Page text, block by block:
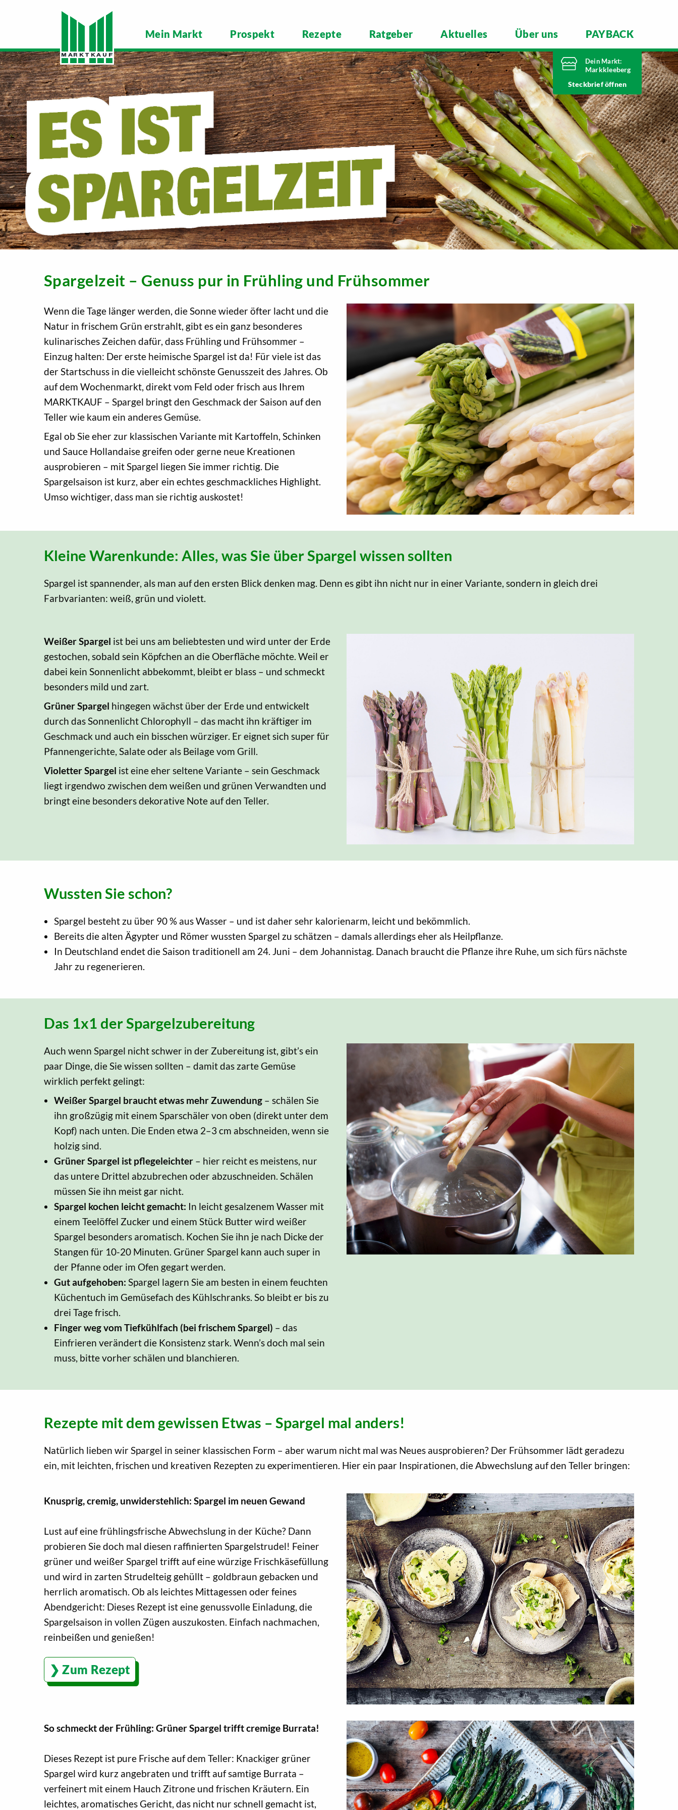
Mein Markt Prospekt Rezepte Ratgeber Aktuelles Über uns PAYBACK
Dein Markt:
Markkleeberg
Heute bis
Telefonnummer
0341 35390
Städtelner Straße 54
04416 Markkleeberg
Markt ändern
Steckbrief
Spargelzeit – Genuss pur in Frühling und Frühsommer
Wenn die Tage länger werden, die Sonne wieder öfter lacht und die
Natur in frischem Grün erstrahlt, gibt es ein ganz besonderes
kulinarisches Zeichen dafür, dass Frühling und Frühsommer –
Einzug halten: Der erste heimische Spargel ist da! Für viele ist das
der Startschuss in die vielleicht schönste Genusszeit des Jahres. Ob
auf dem Wochenmarkt, direkt vom Feld oder frisch aus Ihrem
MARKTKAUF – Spargel bringt den Geschmack der Saison auf den
Teller wie kaum ein anderes Gemüse.
Egal ob Sie eher zur klassischen Variante mit Kartoffeln, Schinken
und Sauce Hollandaise greifen oder gerne neue Kreationen
ausprobieren – mit Spargel liegen Sie immer richtig. Die
Spargelsaison ist kurz, aber ein echtes geschmackliches Highlight.
Umso wichtiger, dass man sie richtig auskostet!
Kleine Warenkunde: Alles, was Sie über Spargel wissen sollten
Spargel ist spannender, als man auf den ersten Blick denken mag. Denn es gibt ihn nicht nur in einer Variante, sondern in gleich drei
Farbvarianten: weiß, grün und violett.
Weißer Spargel ist bei uns am beliebtesten und wird unter der Erde
gestochen, sobald sein Köpfchen an die Oberfläche möchte. Weil er
dabei kein Sonnenlicht abbekommt, bleibt er blass – und schmeckt
besonders mild und zart.
Grüner Spargel hingegen wächst über der Erde und entwickelt
durch das Sonnenlicht Chlorophyll – das macht ihn kräftiger im
Geschmack und auch ein bisschen würziger. Er eignet sich super für
Pfannengerichte, Salate oder als Beilage vom Grill.
Violetter Spargel ist eine eher seltene Variante – sein Geschmack
liegt irgendwo zwischen dem weißen und grünen Verwandten und
bringt eine besonders dekorative Note auf den Teller.
Wussten Sie schon?
Spargel besteht zu über 90 % aus Wasser – und ist daher sehr kalorienarm, leicht und bekömmlich.
Bereits die alten Ägypter und Römer wussten Spargel zu schätzen – damals allerdings eher als Heilpflanze.
In Deutschland endet die Saison traditionell am 24. Juni – dem Johannistag. Danach braucht die Pflanze ihre Ruhe, um sich fürs nächste
Jahr zu regenerieren.
Das 1x1 der Spargelzubereitung
Auch wenn Spargel nicht schwer in der Zubereitung ist, gibt’s ein
paar Dinge, die Sie wissen sollten – damit das zarte Gemüse
wirklich perfekt gelingt:
Weißer Spargel braucht etwas mehr Zuwendung – schälen Sie
ihn großzügig mit einem Sparschäler von oben (direkt unter dem
Kopf) nach unten. Die Enden etwa 2–3 cm abschneiden, wenn sie
holzig sind.
Grüner Spargel ist pflegeleichter – hier reicht es meistens, nur
das untere Drittel abzubrechen oder abzuschneiden. Schälen
müssen Sie ihn meist gar nicht.
Spargel kochen leicht gemacht: In leicht gesalzenem Wasser mit
einem Teelöffel Zucker und einem Stück Butter wird weißer
Spargel besonders aromatisch. Kochen Sie ihn je nach Dicke der
Stangen für 10-20 Minuten. Grüner Spargel kann auch super in
der Pfanne oder im Ofen gegart werden.
Gut aufgehoben: Spargel lagern Sie am besten in einem feuchten
Küchentuch im Gemüsefach des Kühlschranks. So bleibt er bis zu
drei Tage frisch.
Finger weg vom Tiefkühlfach (bei frischem Spargel) – das
Einfrieren verändert die Konsistenz stark. Wenn’s doch mal sein
muss, bitte vorher schälen und blanchieren.
Rezepte mit dem gewissen Etwas – Spargel mal anders!
Natürlich lieben wir Spargel in seiner klassischen Form – aber warum nicht mal was Neues ausprobieren? Der Frühsommer lädt geradezu
ein, mit leichten, frischen und kreativen Rezepten zu experimentieren. Hier ein paar Inspirationen, die Abwechslung auf den Teller bringen:
Knusprig, cremig, unwiderstehlich: Spargel im neuen Gewand
Lust auf eine frühlingsfrische Abwechslung in der Küche? Dann
probieren Sie doch mal diesen raffinierten Spargelstrudel! Feiner
grüner und weißer Spargel trifft auf eine würzige Frischkäsefüllung
und wird in zarten Strudelteig gehüllt – goldbraun gebacken und
herrlich aromatisch. Ob als leichtes Mittagessen oder feines
Abendgericht: Dieses Rezept ist eine genussvolle Einladung, die
Spargelsaison in vollen Zügen auszukosten. Einfach nachmachen,
reinbeißen und genießen!
Zum Rezept
So schmeckt der Frühling: Grüner Spargel trifft cremige Burrata!
Dieses Rezept ist pure Frische auf dem Teller: Knackiger grüner
Spargel wird kurz angebraten und trifft auf samtige Burrata –
verfeinert mit einem Hauch Zitrone und frischen Kräutern. Ein
leichtes, aromatisches Gericht, das nicht nur schnell gemacht ist,